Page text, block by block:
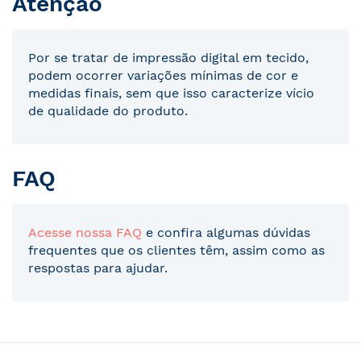
Por se tratar de impressão digital em tecido,
podem ocorrer variações mínimas de cor e
medidas finais, sem que isso caracterize vício
de qualidade do produto.
FAQ
Acesse nossa FAQ e confira algumas dúvidas
frequentes que os clientes têm, assim como as
respostas para ajudar.